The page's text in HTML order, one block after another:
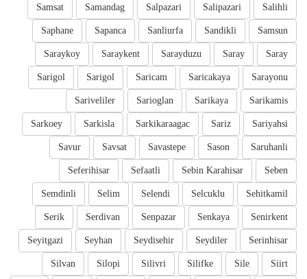
Salihli
Salipazari
Salpazari
Samandag
Samsat
Samsun
Sandikli
Sanliurfa
Sapanca
Saphane
Saray
Saray
Sarayduzu
Saraykent
Saraykoy
Sarayonu
Saricakaya
Saricam
Sarigol
Sarigol
Sarikamis
Sarikaya
Sarioglan
Sariveliler
Sariyahsi
Sariz
Sarkikaraagac
Sarkisla
Sarkoey
Saruhanli
Sason
Savastepe
Savsat
Savur
Seben
Sebin Karahisar
Sefaatli
Seferihisar
Sehitkamil
Selcuklu
Selendi
Selim
Semdinli
Senirkent
Senkaya
Senpazar
Serdivan
Serik
Serinhisar
Seydiler
Seydisehir
Seyhan
Seyitgazi
Siirt
Sile
Silifke
Silivri
Silopi
Silvan